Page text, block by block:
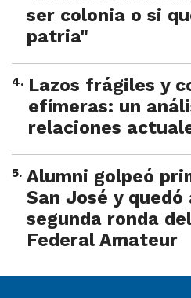
ser colonia o si
patria"
4. Lazos frágiles y
efímeras: un
relaciones
5. Alumni golpeó
San José y
segunda ronda
Federal Amateur